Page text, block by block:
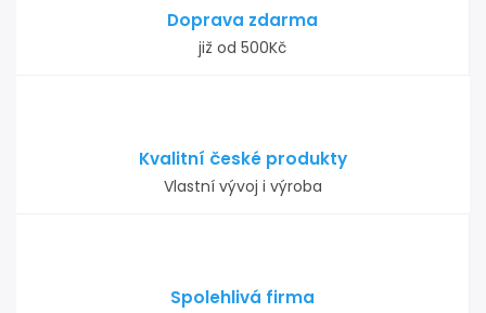
Doprava zdarma
již od 500Kč
Kvalitní české produkty
Vlastní vývoj i výroba
Spolehlivá firma